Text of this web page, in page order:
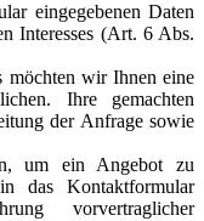
eingegebenen Daten
Interesses (Art. 6 Abs.
möchten wir Ihnen eine
Ihre gemachten
der Anfrage sowie
um ein Angebot zu
das Kontaktformular
vorvertraglicher